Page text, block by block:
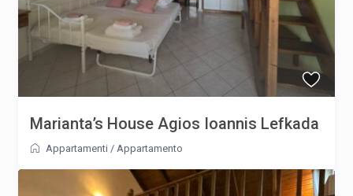
Marianta’s House Agios Ioannis Lefkada
Appartamenti / Appartamento